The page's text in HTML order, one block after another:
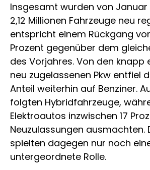
Insgesamt wurden von
2,12 Millionen Fahrzeuge neu
entspricht einem Rückgang
Prozent gegenüber dem
des Vorjahres. Von den knapp
neu zugelassenen Pkw entfiel
Anteil weiterhin auf Benziner.
folgten Hybridfahrzeuge,
Elektroautos inzwischen 17
Neuzulassungen ausmachten.
spielten dagegen nur noch
untergeordnete Rolle.